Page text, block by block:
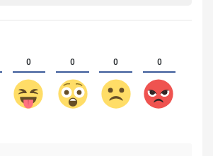
0 0 0 0